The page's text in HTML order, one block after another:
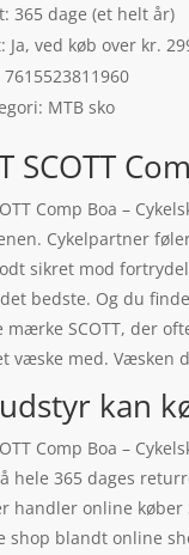
365 dage (et helt år)
Ja, ved køb over kr.
7615523811960
MTB sko
SCOTT
Comp Boa –
Cykelpartner
sikret mod
bedste. Og du
mærke SCOTT, der
væske med.
kan
Comp Boa –
hele 365 dages
handler online køber
shop blandt online